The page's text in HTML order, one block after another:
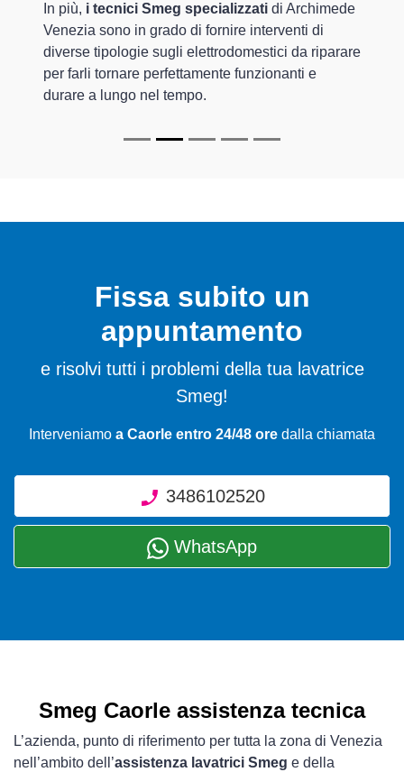
In più, i tecnici Smeg specializzati di Archimede
Venezia sono in grado di fornire interventi di
diverse tipologie sugli elettrodomestici da riparare
per farli tornare perfettamente funzionanti e
durare a lungo nel tempo.
Fissa subito un
appuntamento
e risolvi tutti i problemi della tua lavatrice
Smeg!
Interveniamo a Caorle entro 24/48 ore dalla chiamata
3486102520
WhatsApp
Smeg Caorle assistenza tecnica
L’azienda, punto di riferimento per tutta la zona di Venezia
nell’ambito dell’assistenza lavatrici Smeg e della